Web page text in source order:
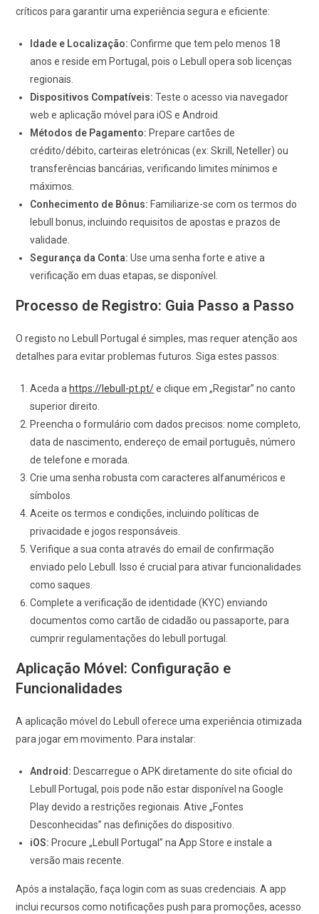
críticos para garantir uma experiência segura e eficiente:
Idade e Localização: Confirme que tem pelo menos 18
anos e reside em Portugal, pois o Lebull opera sob licenças
regionais.
Dispositivos Compatíveis: Teste o acesso via navegador
web e aplicação móvel para iOS e Android.
Métodos de Pagamento: Prepare cartões de
crédito/débito, carteiras eletrónicas (ex: Skrill, Neteller) ou
transferências bancárias, verificando limites mínimos e
máximos.
Conhecimento de Bônus: Familiarize-se com os termos do
lebull bonus, incluindo requisitos de apostas e prazos de
validade.
Segurança da Conta: Use uma senha forte e ative a
verificação em duas etapas, se disponível.
Processo de Registro: Guia Passo a Passo
O registo no Lebull Portugal é simples, mas requer atenção aos
detalhes para evitar problemas futuros. Siga estes passos:
Aceda ahttps://lebull-pt.pt/e clique em „Registar” no canto
superior direito.
Preencha o formulário com dados precisos: nome completo,
data de nascimento, endereço de email português, número
de telefone e morada.
Crie uma senha robusta com caracteres alfanuméricos e
símbolos.
Aceite os termos e condições, incluindo políticas de
privacidade e jogos responsáveis.
Verifique a sua conta através do email de confirmação
enviado pelo Lebull. Isso é crucial para ativar funcionalidades
como saques.
Complete a verificação de identidade (KYC) enviando
documentos como cartão de cidadão ou passaporte, para
cumprir regulamentações do lebull portugal.
Aplicação Móvel: Configuração e
Funcionalidades
A aplicação móvel do Lebull oferece uma experiência otimizada
para jogar em movimento. Para instalar:
Android: Descarregue o APK diretamente do site oficial do
Lebull Portugal, pois pode não estar disponível na Google
Play devido a restrições regionais. Ative „Fontes
Desconhecidas” nas definições do dispositivo.
iOS: Procure „Lebull Portugal” na App Store e instale a
versão mais recente.
Após a instalação, faça login com as suas credenciais. A app
inclui recursos como notificações push para promoções, acesso